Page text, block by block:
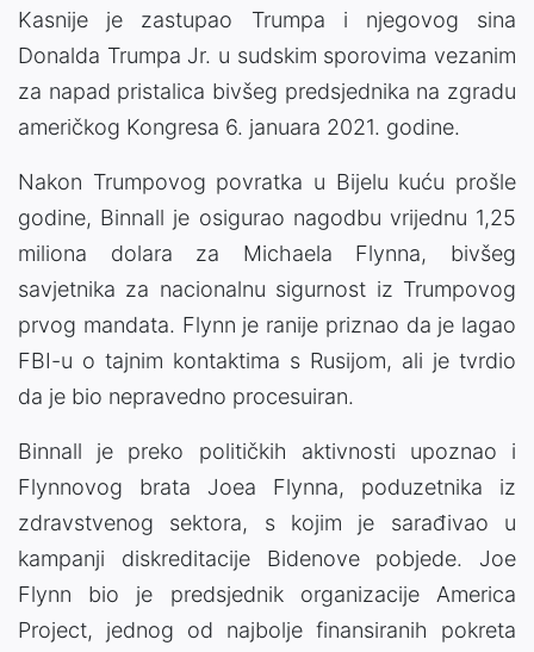
Kasnije je zastupao Trumpa i njegovog sina
Donalda Trumpa Jr. u sudskim sporovima vezanim
za napad pristalica bivšeg predsjednika na zgradu
američkog Kongresa 6. januara 2021. godine.
Nakon Trumpovog povratka u Bijelu kuću prošle
godine, Binnall je osigurao nagodbu vrijednu 1,25
miliona dolara za Michaela Flynna, bivšeg
savjetnika za nacionalnu sigurnost iz Trumpovog
prvog mandata. Flynn je ranije priznao da je lagao
FBI-u o tajnim kontaktima s Rusijom, ali je tvrdio
da je bio nepravedno procesuiran.
Binnall je preko političkih aktivnosti upoznao i
Flynnovog brata Joea Flynna, poduzetnika iz
zdravstvenog sektora, s kojim je sarađivao u
kampanji diskreditacije Bidenove pobjede. Joe
Flynn bio je predsjednik organizacije America
Project, jednog od najbolje finansiranih pokreta